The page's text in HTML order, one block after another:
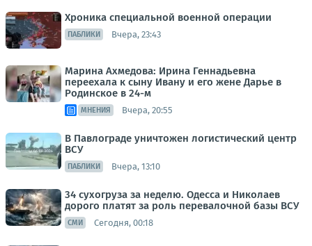
Хроника специальной военной операции
ПАБЛИКИ Вчера, 23:43
Марина Ахмедова: Ирина Геннадьевна
переехала к сыну Ивану и его жене Дарье в
Родинское в 24-м
МНЕНИЯ Вчера, 20:55
В Павлограде уничтожен логистический центр
ВСУ
ПАБЛИКИ Вчера, 13:10
34 сухогруза за неделю. Одесса и Николаев
дорого платят за роль перевалочной базы ВСУ
СМИ Сегодня, 00:18